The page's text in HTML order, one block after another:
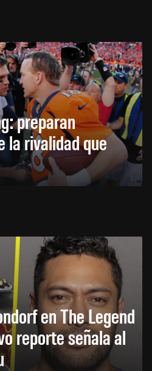
preparan
la rivalidad que
en The Legend
reporte señala al